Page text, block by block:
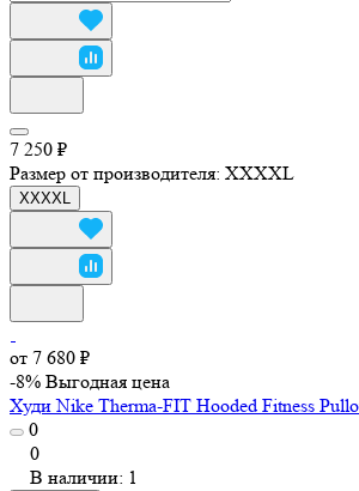
7 250 ₽
Размер от производителя: XXXXL
XXXXL
от 7 680 ₽
-8% Выгодная цена
Худи Nike Therma-FIT Hooded Fitness
0
0
В наличии: 1